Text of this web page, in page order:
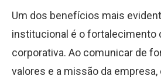
Um dos benefícios mais
institucional é o fortalecimento
corporativa. Ao comunicar de
valores e a missão da empresa,